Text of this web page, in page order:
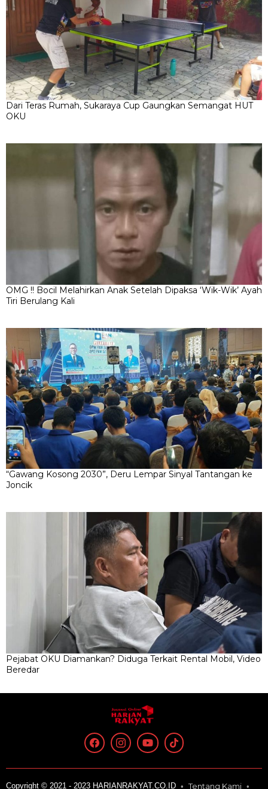
Dari Teras Rumah, Sukaraya Cup Gaungkan Semangat HUT
OKU
OMG !! Bocil Melahirkan Anak Setelah Dipaksa ‘Wik-Wik’ Ayah
Tiri Berulang Kali
“Gawang Kosong 2030”, Deru Lempar Sinyal Tantangan ke
Joncik
Pejabat OKU Diamankan? Diduga Terkait Rental Mobil, Video
Beredar
Copyright © 2021 - 2023 HARIANRAKYAT.CO.ID Tentang Kami